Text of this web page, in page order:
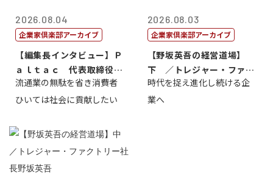
2026.08.04
企業家倶楽部アーカイブ
【編集長インタビュー】Ｐ
ａｌｔａｃ 代表取締役会
長三木田國夫
流通業の無駄を省き消費者
ひいては社会に貢献したい
2026.08.03
企業家倶楽部アーカイブ
【野坂英吾の経営道場】
下 ／トレジャー・ファク
トリー社長野坂...
時代を捉え進化し続ける企
業へ